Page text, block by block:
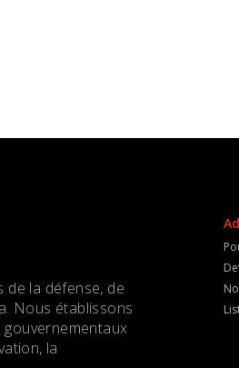
de la défense, de
Nous établissons
la